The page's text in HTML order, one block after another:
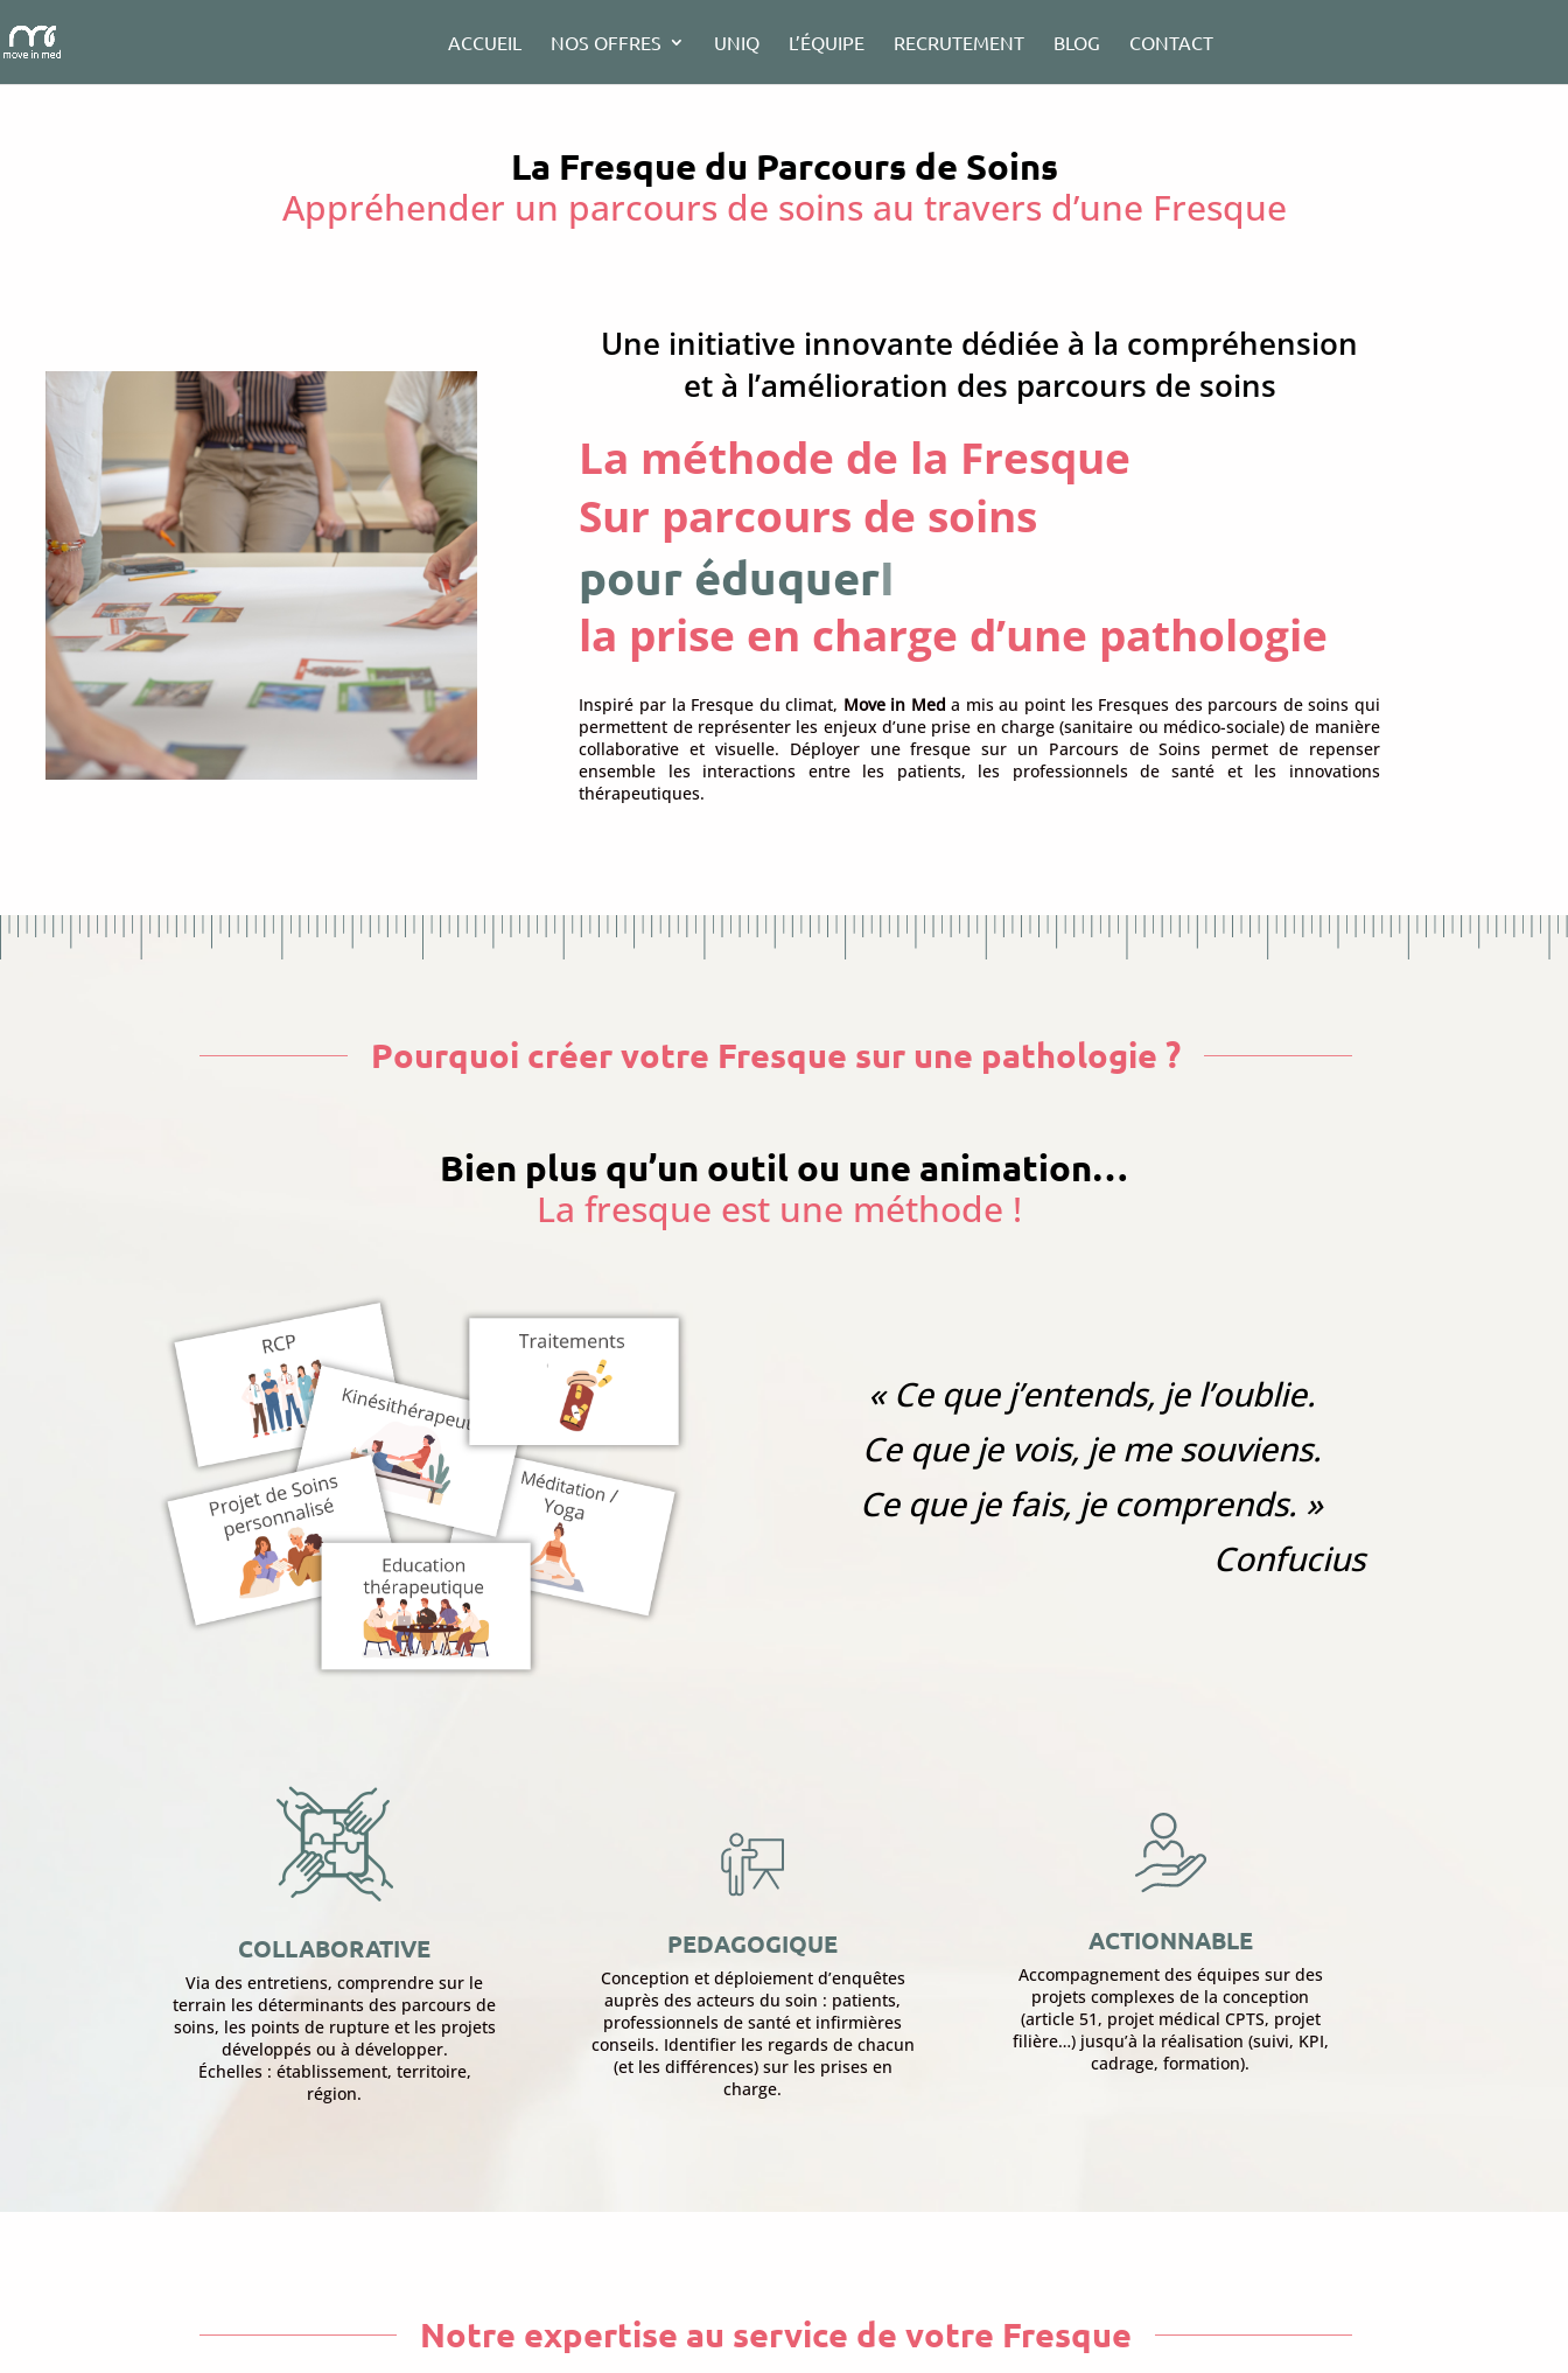
ACCUEIL NOS OFFRES UNIQ L’ÉQUIPE RECRUTEMENT BLOG CONTACT
La Fresque du Parcours de Soins
Appréhender un parcours de soins au travers d’une Fresque
Une initiative innovante dédiée à la compréhension
et à l’amélioration des parcours de soins
La méthode de la Fresque
Sur parcours de soins
pour aI
la prise en charge d’une pathologie
Inspiré par la Fresque du climat, Move in Meda mis au point les Fresques des parcours de soins qui
permettent de représenter les enjeux d’une prise en charge (sanitaire ou médico-sociale) de manière
collaborative et visuelle. Déployer une fresque sur un Parcours de Soins permet de repenser
ensemble les interactions entre les patients, les professionnels de santé et les innovations
thérapeutiques.
Pourquoi créer votre Fresque sur une pathologie ?
Bien plus qu’un outil ou une animation…
La fresque est une méthode !
« Ce que j’entends, je l’oublie.
Ce que je vois, je me souviens.
Ce que je fais, je comprends. »
Confucius
COLLABORATIVE
Via des entretiens, comprendre sur le
terrain les déterminants des parcours de
soins, les points de rupture et les projets
développés ou à développer.
Échelles : établissement, territoire,
région.
PEDAGOGIQUE
Conception et déploiement d’enquêtes
auprès des acteurs du soin : patients,
professionnels de santé et infirmières
conseils. Identifier les regards de chacun
(et les différences) sur les prises en
charge.
ACTIONNABLE
Accompagnement des équipes sur des
projets complexes de la conception
(article 51, projet médical CPTS, projet
filière…) jusqu’à la réalisation (suivi, KPI,
cadrage, formation).
Notre expertise au service de votre Fresque